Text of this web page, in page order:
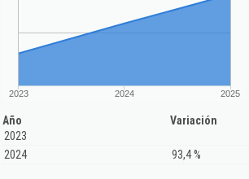
2023 2024 2025
Año
Variación
2023
2024
93,4 %